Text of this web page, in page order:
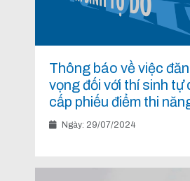
Thông báo về việc
vọng đối với thí sinh tự
cấp phiếu điểm thi
Ngày: 29/07/2024